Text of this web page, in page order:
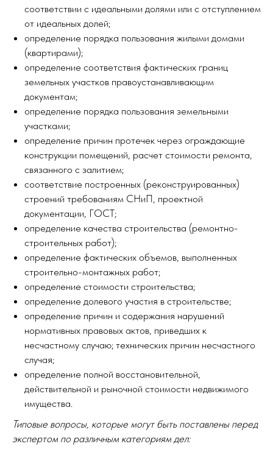
соответствии с идеальными долями или с отступлением
от идеальных долей;
определение порядка пользования жилыми домами
(квартирами);
определение соответствия фактических границ
земельных участков правоустанавливающим
документам;
определение порядка пользования земельными
участками;
определение причин протечек через ограждающие
конструкции помещений, расчет стоимости ремонта,
связанного с залитием;
соответствие построенных (реконструированных)
строений требованиям СНиП, проектной
документации, ГОСТ;
определение качества строительства (ремонтно-
строительных работ);
определение фактических объемов, выполненных
строительно-монтажных работ;
определение стоимости строительства;
определение долевого участия в строительстве;
определение причин и содержания нарушений
нормативных правовых актов, приведших к
несчастному случаю; технических причин несчастного
случая;
определение полной восстановительной,
действительной и рыночной стоимости недвижимого
имущества.
Типовые вопросы, которые могут быть поставлены перед
экспертом по различным категориям дел: